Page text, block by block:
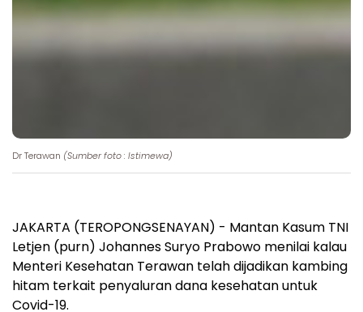
Dr Terawan (Sumber foto : Istimewa)
JAKARTA (TEROPONGSENAYAN) - Mantan Kasum TNI
Letjen (purn) Johannes Suryo Prabowo menilai kalau
Menteri Kesehatan Terawan telah dijadikan kambing
hitam terkait penyaluran dana kesehatan untuk
Covid-19.